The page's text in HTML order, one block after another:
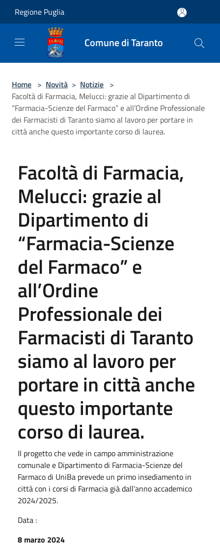
Regione Puglia
Comune di Taranto
Home > Novità > Notizie >
Facoltà di Farmacia, Melucci: grazie al Dipartimento di
“Farmacia-Scienze del Farmaco” e all’Ordine Professionale
dei Farmacisti di Taranto siamo al lavoro per portare in
città anche questo importante corso di laurea.
Facoltà di Farmacia,
Melucci: grazie al
Dipartimento di
“Farmacia-Scienze
del Farmaco” e
all’Ordine
Professionale dei
Farmacisti di Taranto
siamo al lavoro per
portare in città anche
questo importante
corso di laurea.
Il progetto che vede in campo amministrazione
comunale e Dipartimento di Farmacia-Scienze del
Farmaco di UniBa prevede un primo insediamento in
città con i corsi di Farmacia già dall’anno accademico
2024/2025.
Data :
8 marzo 2024